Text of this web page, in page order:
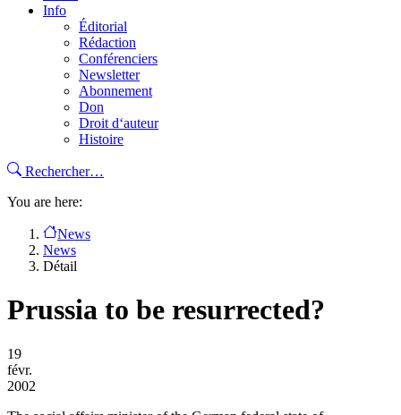
Info
Éditorial
Rédaction
Conférenciers
Newsletter
Abonnement
Don
Droit d‘auteur
Histoire
Rechercher…
You are here:
News
News
Détail
Prussia to be resurrected?
19
févr.
2002